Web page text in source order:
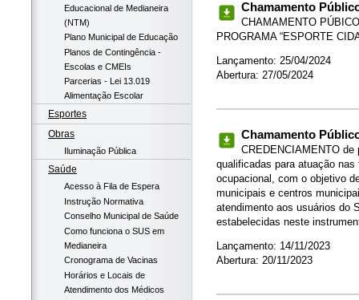
Educacional de Medianeira
(NTM)
Plano Municipal de Educação
Planos de Contingência -
Escolas e CMEIs
Parcerias - Lei 13.019
Alimentação Escolar
Esportes
Obras
Iluminação Pública
Saúde
Acesso à Fila de Espera
Instrução Normativa
Conselho Municipal de Saúde
Como funciona o SUS em
Medianeira
Cronograma de Vacinas
Horários e Locais de
Atendimento dos Médicos
Chamamento
CHAMAMENTO
PROGRAMA “ESPORTE
Lançamento: 25/04/2024
Abertura: 27/05/2024
Chamamento
CREDENCIAMENTO
qualificadas para atuação
ocupacional, com o objetivo
municipais e centros
atendimento aos usuários do
estabelecidas neste
Lançamento: 14/11/2023
Abertura: 20/11/2023